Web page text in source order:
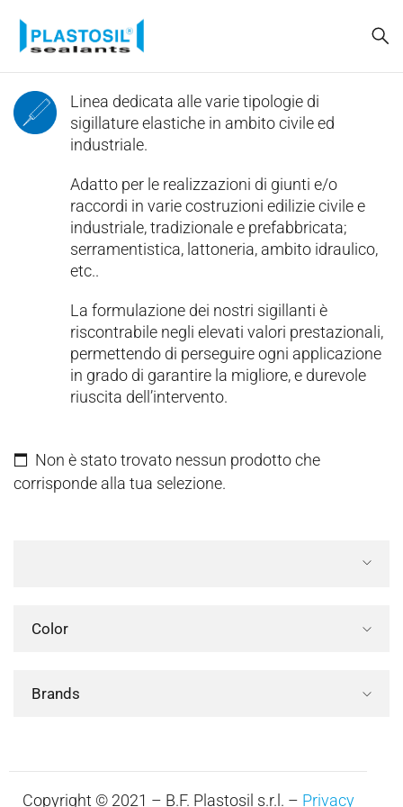
Linea dedicata alle varie tipologie di
sigillature elastiche in ambito civile ed
industriale.
Adatto per le realizzazioni di giunti e/o
raccordi in varie costruzioni edilizie civile e
industriale, tradizionale e prefabbricata;
serramentistica, lattoneria, ambito idraulico,
etc..
La formulazione dei nostri sigillanti è
riscontrabile negli elevati valori prestazionali,
permettendo di perseguire ogni applicazione
in grado di garantire la migliore, e durevole
riuscita dell’intervento.
Non è stato trovato nessun prodotto che
corrisponde alla tua selezione.
Color
Brands
Copyright © 2021 – B.F. Plastosil s.r.l. – Privacy